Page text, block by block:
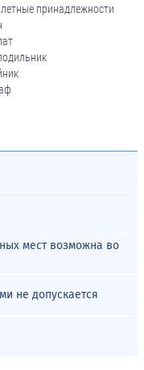
принадлежности
мест возможна во
не допускается